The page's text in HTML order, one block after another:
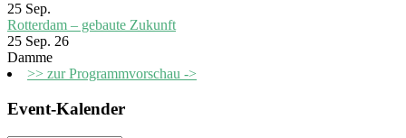
25 Sep.
Rotterdam – gebaute Zukunft
25 Sep. 26
Damme
>> zur Programmvorschau ->
Event-Kalender